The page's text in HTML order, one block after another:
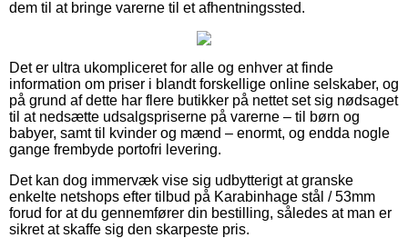
dem til at bringe varerne til et afhentningssted.
Det er ultra ukompliceret for alle og enhver at finde
information om priser i blandt forskellige online selskaber, og
på grund af dette har flere butikker på nettet set sig nødsaget
til at nedsætte udsalgspriserne på varerne – til børn og
babyer, samt til kvinder og mænd – enormt, og endda nogle
gange frembyde portofri levering.
Det kan dog immervæk vise sig udbytterigt at granske
enkelte netshops efter tilbud på Karabinhage stål / 53mm
forud for at du gennemfører din bestilling, således at man er
sikret at skaffe sig den skarpeste pris.